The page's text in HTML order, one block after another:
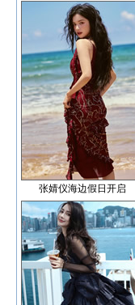
张婧仪海边假日开启